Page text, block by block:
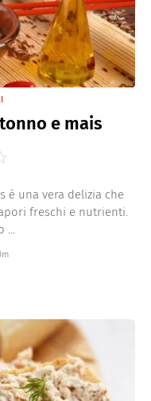
e mais
è una vera delizia che
freschi e nutrienti.